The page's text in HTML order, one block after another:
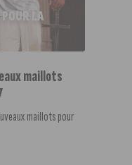
LA
maillots
maillots pour